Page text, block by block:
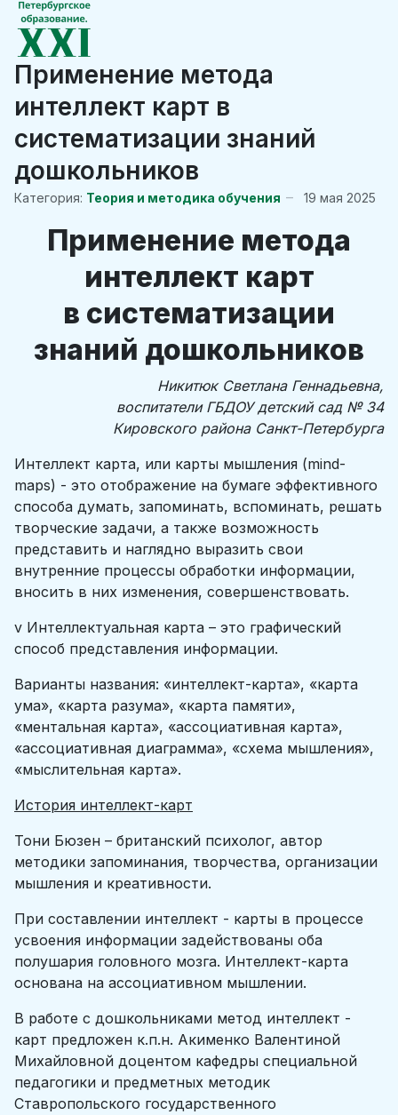
Применение метода
интеллект карт в
систематизации знаний
дошкольников
Категория: Теория и методика обучения 19 мая 2025
Применение метода
интеллект карт
в систематизации
знаний дошкольников
Никитюк Светлана Геннадьевна,
воспитатели ГБДОУ детский сад № 34
Кировского района Санкт-Петербурга
Интеллект карта, или карты мышления (mind-
maps) - это отображение на бумаге эффективного
способа думать, запоминать, вспоминать, решать
творческие задачи, а также возможность
представить и наглядно выразить свои
внутренние процессы обработки информации,
вносить в них изменения, совершенствовать.
v Интеллектуальная карта – это графический
способ представления информации.
Варианты названия: «интеллект-карта», «карта
ума», «карта разума», «карта памяти»,
«ментальная карта», «ассоциативная карта»,
«ассоциативная диаграмма», «схема мышления»,
«мыслительная карта».
История интеллект-карт
Тони Бюзен – британский психолог, автор
методики запоминания, творчества, организации
мышления и креативности.
При составлении интеллект - карты в процессе
усвоения информации задействованы оба
полушария головного мозга. Интеллект-карта
основана на ассоциативном мышлении.
В работе с дошкольниками метод интеллект -
карт предложен к.п.н. Акименко Валентиной
Михайловной доцентом кафедры специальной
педагогики и предметных методик
Ставропольского государственного